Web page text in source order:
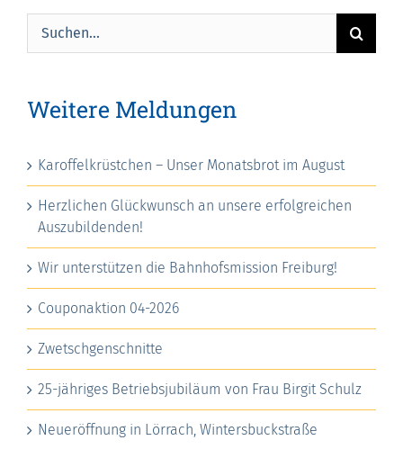
Weitere Meldungen
Karoffelkrüstchen – Unser Monatsbrot im August
Herzlichen Glückwunsch an unsere erfolgreichen
Auszubildenden!
Wir unterstützen die Bahnhofsmission Freiburg!
Couponaktion 04-2026
Zwetschgenschnitte
25-jähriges Betriebsjubiläum von Frau Birgit Schulz
Neueröffnung in Lörrach, Wintersbuckstraße